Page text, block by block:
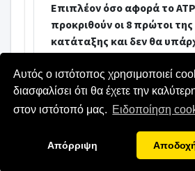
Αυτός ο ιστότοπος χρησιμοποιεί
διασφαλίσει ότι θα έχετε την
στον ιστότοπό μας. Ειδοποίηση
Απόρριψη
Επιπλέον όσο αφορά το
προκριθούν οι 8 πρώτοι
κατάταξης και δεν θα